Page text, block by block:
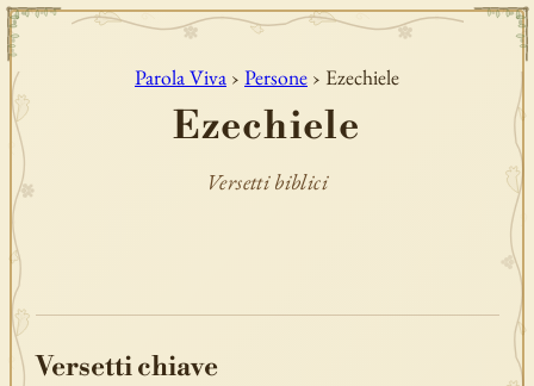
Parola Viva › Persone › Ezechiele
Ezechiele
Versetti biblici
Versetti chiave